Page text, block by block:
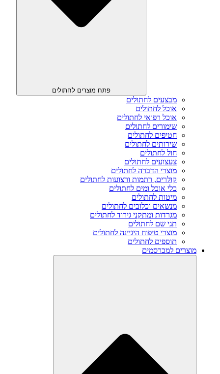
פתח מוצרים לחתולים
מבצעים לחתולים
אוכל לחתולים
אוכל רפואי לחתולים
שימורים לחתולים
חטיפים לחתולים
שירותים לחתולים
חול לחתולים
צעצועים לחתולים
מוצרי הדברה לחתולים
קולרים, רתמות ורצועות לחתולים
כלי אוכל ומים לחתולים
מיטות לחתולים
מנשאים וכלובים לחתולים
מגרדות ומתקני גירוד לחתולים
תגי שם לחתולים
מוצרי טיפוח היגיינה לחתולים
תוספים לחתולים
מוצרים למכרסמים